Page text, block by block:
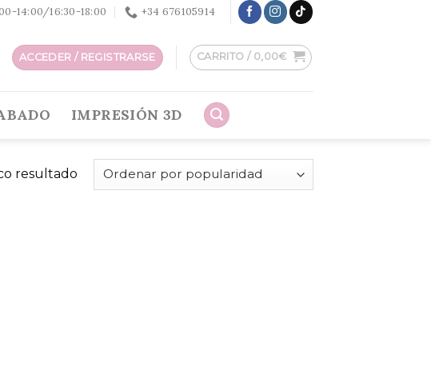
14:00/16:30-18:00 +34 676105914
ACCEDER / REGISTRARSE CARRITO / 0,00€
IMPRESIÓN 3D
resultado